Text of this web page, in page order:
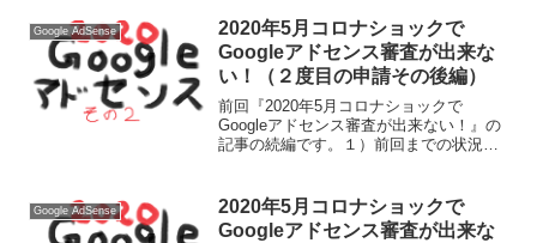
Google AdSense
2020年5月コロナショックで
Googleアドセンス審査が出来な
い！（２度目の申請その後編）
前回『2020年5月コロナショックで
Googleアドセンス審査が出来ない！』の
記事の続編です。１）前回までの状況
をしました。結果、NG。コロナの問題
で、審...
Google AdSense
2020年5月コロナショックで
Googleアドセンス審査が出来な